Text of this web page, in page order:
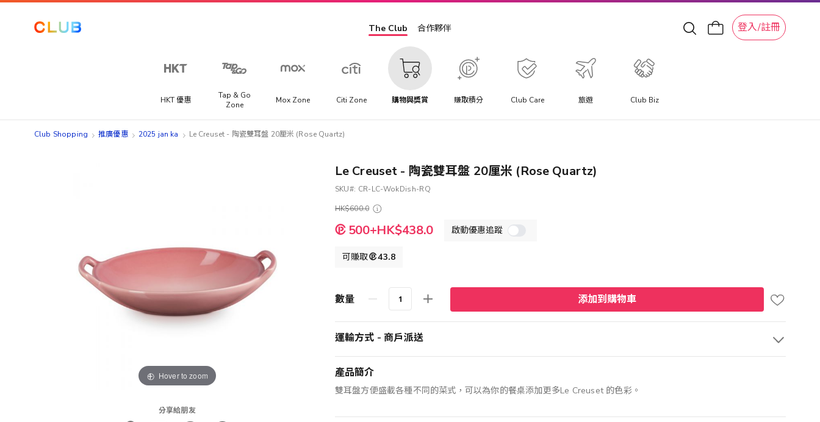
The Club 合作夥伴 登入/註冊
HKT 優惠
Tap & Go
Zone
Mox Zone Citi Zone 購物與獎賞 賺取積分 Club Care 旅遊 Club Biz
Club Shopping 推廣優惠 2025 jan ka Le Creuset - 陶瓷雙耳盤 20厘米 (Rose Quartz)
Hover to zoom
分享給朋友
Le Creuset - 陶瓷雙耳盤 20厘米 (Rose Quartz)
SKU
CR-LC-WokDish-RQ
HK$600.0
特
殊
啟動優惠追蹤
500+HK$438.0
可賺取 43.8
數量 添加到購物車
運輸方式 - 商戶派送
產品簡介
雙耳盤方便盛載各種不同的菜式，可以為你的餐桌添加更多Le Creuset 的色彩。